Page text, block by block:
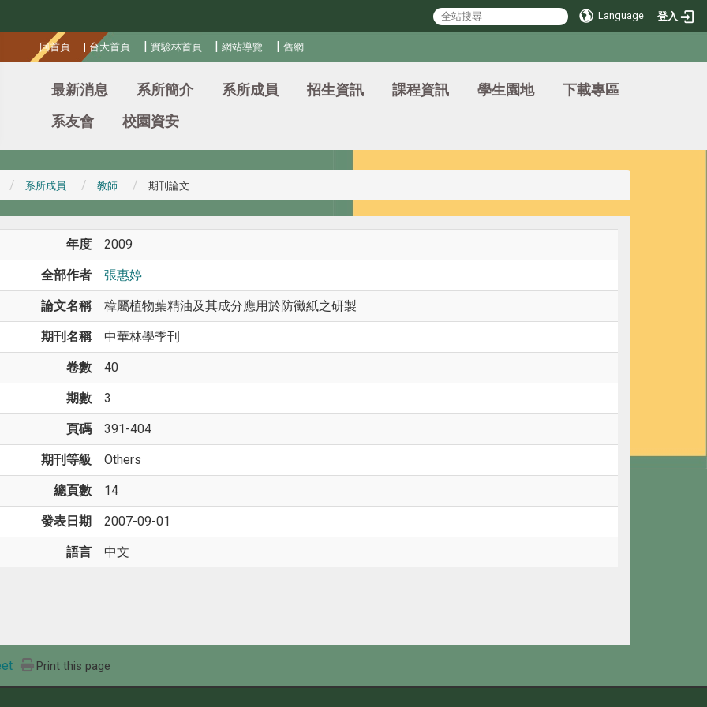
Language 登入
回首頁 | 台大首頁 | 實驗林首頁 |網站導覽 |舊網
最新消息 系所簡介 系所成員 招生資訊 課程資訊 學生園地
下載專區
系友會
校園資安
系所成員 教師 期刊論文
年度 2009
全部作者 張惠婷
論文名稱 樟屬植物葉精油及其成分應用於防黴紙之研製
期刊名稱 中華林學季刊
卷數 40
期數 3
頁碼 391-404
期刊等級 Others
總頁數 14
發表日期 2007-09-01
語言 中文
Print this page